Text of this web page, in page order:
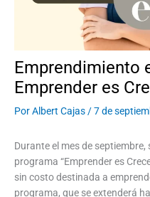
Emprendimiento
Emprender es
PorAlbert Cajas/7 de
Durante el mes de
programa “Emprender es
sin costo destinada a
programa, que se extenderá